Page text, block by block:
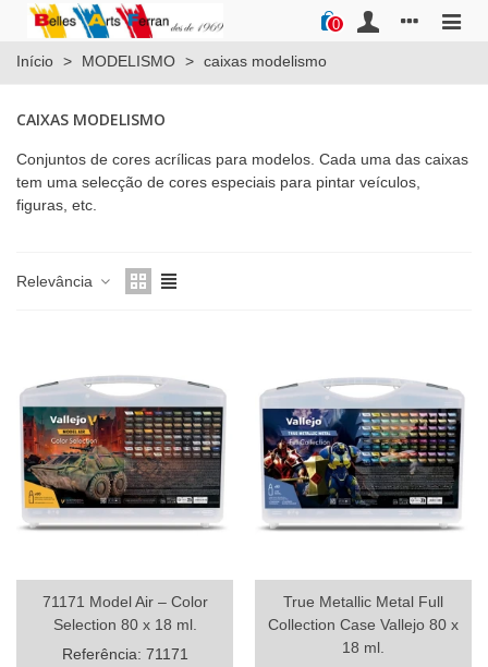
0
Início > MODELISMO > caixas modelismo
CAIXAS MODELISMO
Conjuntos de cores acrílicas para modelos. Cada uma das caixas
tem uma selecção de cores especiais para pintar veículos,
figuras, etc.
Relevância
71171 Model Air – Color
Selection 80 x 18 ml.
Referência: 71171
True Metallic Metal Full
Collection Case Vallejo 80 x
18 ml.